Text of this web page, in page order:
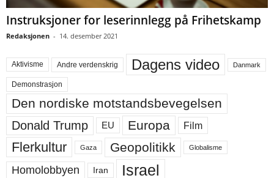
Instruksjoner for leserinnlegg på Frihetskamp
Redaksjonen - 14. desember 2021
Aktivisme Andre verdenskrig Dagens video Danmark
Demonstrasjon
Den nordiske motstandsbevegelsen
Donald Trump EU Europa Film
Flerkultur Gaza Geopolitikk Globalisme
Homolobbyen Iran Israel